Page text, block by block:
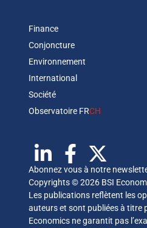
Finance
Conjoncture
Environnement
International
Société
Observatoire FRCH
Abonnez vous à notre
Copyrights © 2026 BSI
Les publications reflètent les
auteurs et sont publiées à titre
Economics ne garantit pas